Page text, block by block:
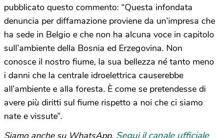
pubblicato questo commento: “Questa infondata
denuncia per diffamazione proviene da un’impresa che
ha sede in Belgio e che non ha alcuna voce in capitolo
sull’ambiente della Bosnia ed Erzegovina. Non
conosce il nostro fiume, la sua bellezza né tanto meno
i danni che la centrale idroelettrica causerebbe
all’ambiente e alla foresta. È come se pretendesse di
avere più diritti sul fiume rispetto a noi che ci siamo
nate e vissute”.
Siamo anche su WhatsApp. Segui il canale ufficiale